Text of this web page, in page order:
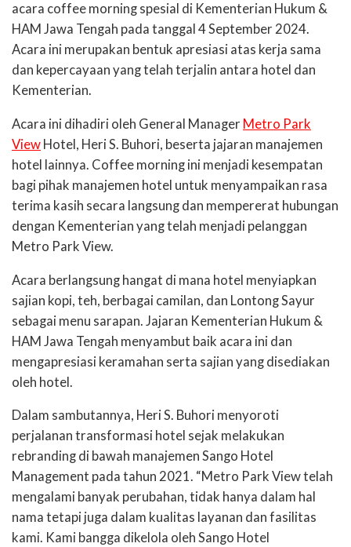
acara coffee morning spesial di Kementerian Hukum &
HAM Jawa Tengah pada tanggal 4 September 2024.
Acara ini merupakan bentuk apresiasi atas kerja sama
dan kepercayaan yang telah terjalin antara hotel dan
Kementerian.
Acara ini dihadiri oleh General Manager Metro Park
View Hotel, Heri S. Buhori, beserta jajaran manajemen
hotel lainnya. Coffee morning ini menjadi kesempatan
bagi pihak manajemen hotel untuk menyampaikan rasa
terima kasih secara langsung dan mempererat hubungan
dengan Kementerian yang telah menjadi pelanggan
Metro Park View.
Acara berlangsung hangat di mana hotel menyiapkan
sajian kopi, teh, berbagai camilan, dan Lontong Sayur
sebagai menu sarapan. Jajaran Kementerian Hukum &
HAM Jawa Tengah menyambut baik acara ini dan
mengapresiasi keramahan serta sajian yang disediakan
oleh hotel.
Dalam sambutannya, Heri S. Buhori menyoroti
perjalanan transformasi hotel sejak melakukan
rebranding di bawah manajemen Sango Hotel
Management pada tahun 2021. “Metro Park View telah
mengalami banyak perubahan, tidak hanya dalam hal
nama tetapi juga dalam kualitas layanan dan fasilitas
kami. Kami bangga dikelola oleh Sango Hotel